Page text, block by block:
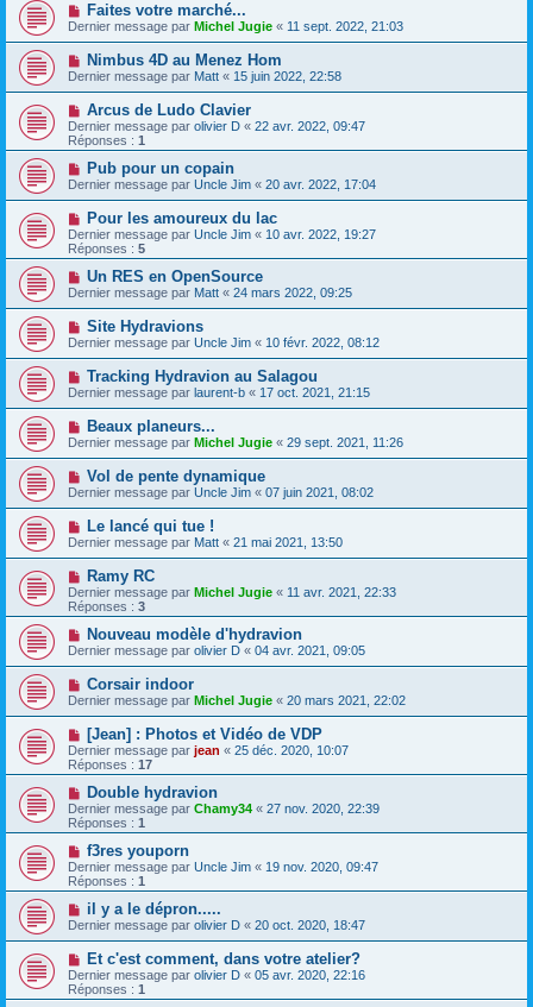
Faites votre marché...
Dernier message par Michel Jugie « 11 sept. 2022, 21:03
Nimbus 4D au Menez Hom
Dernier message par Matt « 15 juin 2022, 22:58
Arcus de Ludo Clavier
Dernier message par olivier D « 22 avr. 2022, 09:47
Réponses : 1
Pub pour un copain
Dernier message par Uncle Jim « 20 avr. 2022, 17:04
Pour les amoureux du lac
Dernier message par Uncle Jim « 10 avr. 2022, 19:27
Réponses : 5
Un RES en OpenSource
Dernier message par Matt « 24 mars 2022, 09:25
Site Hydravions
Dernier message par Uncle Jim « 10 févr. 2022, 08:12
Tracking Hydravion au Salagou
Dernier message par laurent-b « 17 oct. 2021, 21:15
Beaux planeurs...
Dernier message par Michel Jugie « 29 sept. 2021, 11:26
Vol de pente dynamique
Dernier message par Uncle Jim « 07 juin 2021, 08:02
Le lancé qui tue !
Dernier message par Matt « 21 mai 2021, 13:50
Ramy RC
Dernier message par Michel Jugie « 11 avr. 2021, 22:33
Réponses : 3
Nouveau modèle d'hydravion
Dernier message par olivier D « 04 avr. 2021, 09:05
Corsair indoor
Dernier message par Michel Jugie « 20 mars 2021, 22:02
[Jean] : Photos et Vidéo de VDP
Dernier message par jean « 25 déc. 2020, 10:07
Réponses : 17
Double hydravion
Dernier message par Chamy34 « 27 nov. 2020, 22:39
Réponses : 1
f3res youporn
Dernier message par Uncle Jim « 19 nov. 2020, 09:47
Réponses : 1
il y a le dépron.....
Dernier message par olivier D « 20 oct. 2020, 18:47
Et c'est comment, dans votre atelier?
Dernier message par olivier D « 05 avr. 2020, 22:16
Réponses : 1